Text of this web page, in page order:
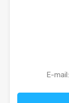
E-mail: